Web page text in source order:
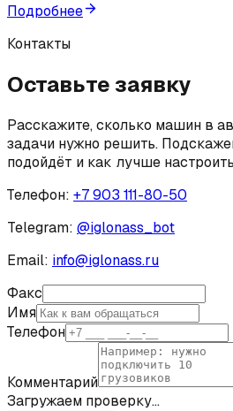
Подробнее
Контакты
Оставьте заявку
Расскажите, сколько машин в
задачи нужно решить.
подойдёт и как лучше
Телефон: +7 903 111-80-50
Telegram: @iglonass_bot
Email: info@iglonass.ru
Факс
Имя
Телефон
Комментарий
Загружаем проверку…